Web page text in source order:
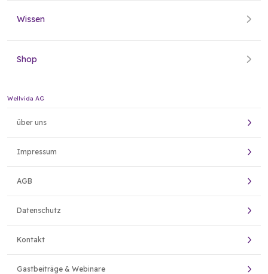
Wissen
Shop
Wellvida AG
über uns
Impressum
AGB
Datenschutz
Kontakt
Gastbeiträge & Webinare